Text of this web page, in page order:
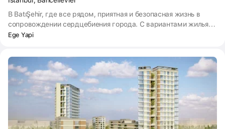
В BatıŞehir, где все рядом, приятная и безопасная жизнь в
сопровождении сердцебиения города. С вариантами жилья
от 1 + 0 до 5 + 1, офисами A +, коммерческими объектами,
одном месте.
Ege Yapi